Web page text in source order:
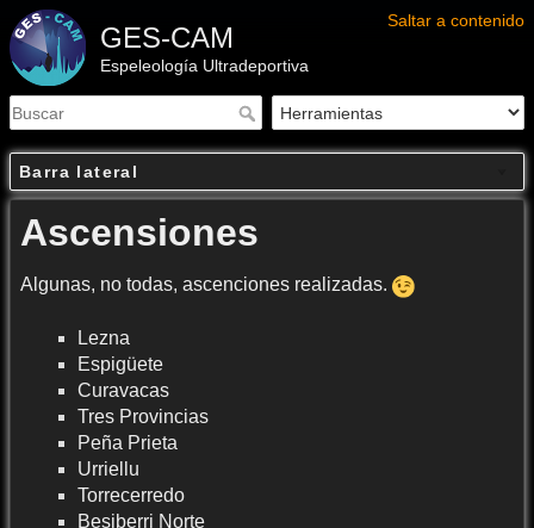
Saltar a contenido
GES-CAM
Espeleología Ultradeportiva
Barra lateral
Ascensiones
Algunas, no todas, ascenciones realizadas.
Lezna
Espigüete
Curavacas
Tres Provincias
Peña Prieta
Urriellu
Torrecerredo
Besiberri Norte